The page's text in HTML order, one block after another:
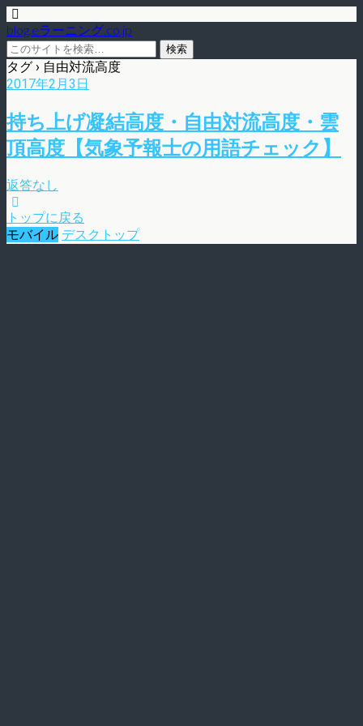
blog.eラーニング.co.jp
タグ › 自由対流高度
2017年2月3日
持ち上げ凝結高度・自由対流高度・雲
頂高度【気象予報士の用語チェック】
返答なし
トップに戻る
モバイル デスクトップ